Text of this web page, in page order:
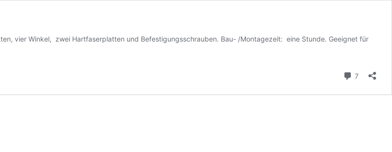
vier Winkel, zwei Hartfaserplatten und Befestigungsschrauben. Bau- /Montagezeit: eine Stunde. Geeignet für
7